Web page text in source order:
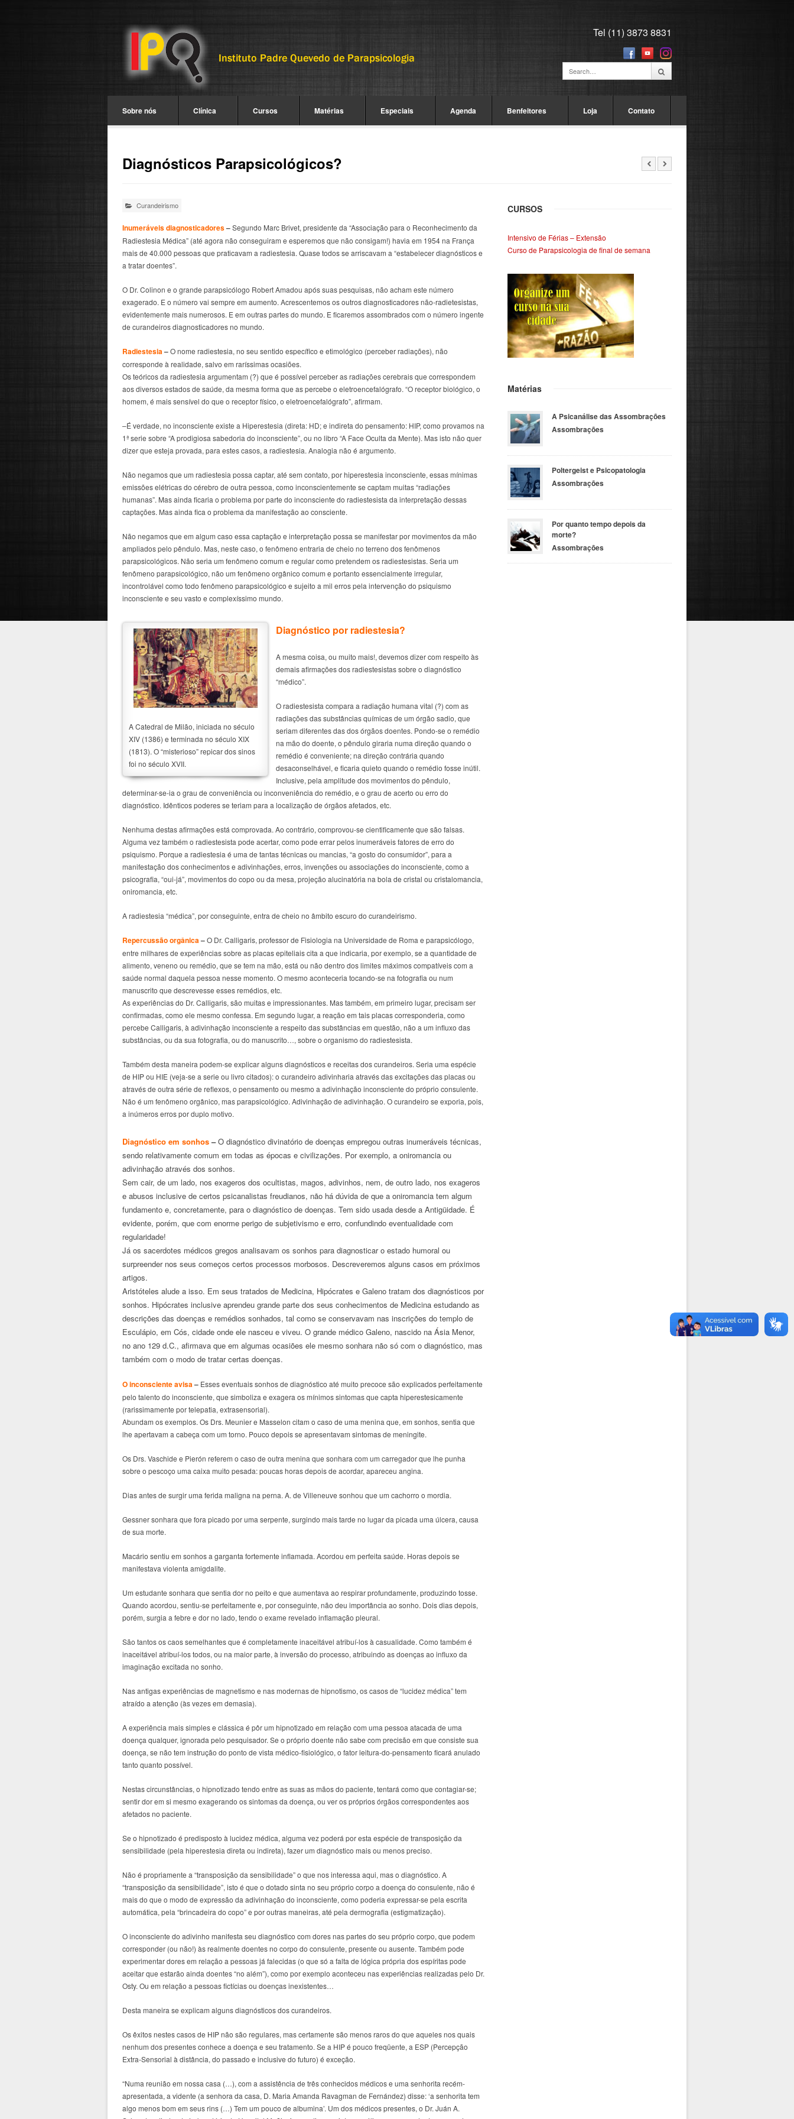
Tel (11) 3873 8831
Sobre nós Clínica Cursos Matérias Especiais Agenda Benfeitores Loja Contato
Diagnósticos Parapsicológicos?
Curandeirismo
Inumeráveis diagnosticadores–Segundo Marc Brivet, presidente da “Associação para o Reconhecimento da
Radiestesia Médica” (até agora não conseguiram e esperemos que não consigam!) havia em 1954 na França
mais de 40.000 pessoas que praticavam a radiestesia. Quase todos se arriscavam a “estabelecer diagnósticos e
a tratar doentes”.
O Dr. Colinon e o grande parapsicólogo Robert Amadou após suas pesquisas, não acham este número
exagerado. E o número vai sempre em aumento. Acrescentemos os outros diagnosticadores não-radietesistas,
evidentemente mais numerosos. E em outras partes do mundo. E ficaremos assombrados com o número ingente
de curandeiros diagnosticadores no mundo.
Radiestesia–O nome radiestesia, no seu sentido específico e etimológico (perceber radiações), não
corresponde à realidade, salvo em raríssimas ocasiões.
Os teóricos da radiestesia argumentam (?) que é possível perceber as radiações cerebrais que correspondem
aos diversos estados de saúde, da mesma forma que as percebe o eletroencefalógrafo. “O receptor biológico, o
homem, é mais sensível do que o receptor físico, o eletroencefalógrafo”, afirmam.
–É verdade, no inconsciente existe a Hiperestesia (direta: HD; e indireta do pensamento: HIP, como provamos na
1ª serie sobre “A prodigiosa sabedoria do inconsciente”, ou no libro “A Face Oculta da Mente). Mas isto não quer
dizer que esteja provada, para estes casos, a radiestesia. Analogia não é argumento.
Não negamos que um radiestesia possa captar, até sem contato, por hiperestesia inconsciente, essas mínimas
emissões elétricas do cérebro de outra pessoa, como inconscientemente se captam muitas “radiações
humanas”. Mas ainda ficaria o problema por parte do inconsciente do radiestesista da interpretação dessas
captações. Mas ainda fica o problema da manifestação ao consciente.
Não negamos que em algum caso essa captação e interpretação possa se manifestar por movimentos da mão
ampliados pelo pêndulo. Mas, neste caso, o fenômeno entraria de cheio no terreno dos fenômenos
parapsicológicos. Não seria um fenômeno comum e regular como pretendem os radiestesistas. Seria um
fenômeno parapsicológico, não um fenômeno orgânico comum e portanto essencialmente irregular,
incontrolável como todo fenômeno parapsicológico e sujeito a mil erros pela intervenção do psiquismo
inconsciente e seu vasto e complexíssimo mundo.
A Catedral de Milão, iniciada no século
XIV (1386) e terminada no século XIX
(1813). O “misterioso” repicar dos sinos
foi no século XVII.
Diagnóstico por radiestesia?
A mesma coisa, ou muito mais!, devemos dizer com respeito às
demais afirmações dos radiestesistas sobre o diagnóstico
“médico”.
O radiestesista compara a radiação humana vital (?) com as
radiações das substâncias químicas de um órgão sadio, que
seriam diferentes das dos órgãos doentes. Pondo-se o remédio
na mão do doente, o pêndulo giraria numa direção quando o
remédio é conveniente; na direção contrária quando
desaconselhável, e ficaria quieto quando o remédio fosse inútil.
Inclusive, pela amplitude dos movimentos do pêndulo,
determinar-se-ia o grau de conveniência ou inconveniência do remédio, e o grau de acerto ou erro do
diagnóstico. Idênticos poderes se teriam para a localização de órgãos afetados, etc.
Nenhuma destas afirmações está comprovada. Ao contrário, comprovou-se cientificamente que são falsas.
Alguma vez também o radiestesista pode acertar, como pode errar pelos inumeráveis fatores de erro do
psiquismo. Porque a radiestesia é uma de tantas técnicas ou mancias, “a gosto do consumidor”, para a
manifestação dos conhecimentos e adivinhações, erros, invenções ou associações do inconsciente, como a
psicografia, “oui-já”, movimentos do copo ou da mesa, projeção alucinatória na bola de cristal ou cristalomancia,
oniromancia, etc.
A radiestesia “médica”, por conseguinte, entra de cheio no âmbito escuro do curandeirismo.
Repercussão orgânica–O Dr. Calligaris, professor de Fisiologia na Universidade de Roma e parapsicólogo,
entre milhares de experiências sobre as placas epiteliais cita a que indicaria, por exemplo, se a quantidade de
alimento, veneno ou remédio, que se tem na mão, está ou não dentro dos limites máximos compatíveis com a
saúde normal daquela pessoa nesse momento. O mesmo aconteceria tocando-se na fotografia ou num
manuscrito que descrevesse esses remédios, etc.
As experiências do Dr. Calligaris, são muitas e impressionantes. Mas também, em primeiro lugar, precisam ser
confirmadas, como ele mesmo confessa. Em segundo lugar, a reação em tais placas corresponderia, como
percebe Calligaris, à adivinhação inconsciente a respeito das substâncias em questão, não a um influxo das
substâncias, ou da sua fotografia, ou do manuscrito…, sobre o organismo do radiestesista.
Também desta maneira podem-se explicar alguns diagnósticos e receitas dos curandeiros. Seria uma espécie
de HIP ou HIE (veja-se a serie ou livro citados): o curandeiro adivinharia através das excitações das placas ou
através de outra série de reflexos, o pensamento ou mesmo a adivinhação inconsciente do próprio consulente.
Não é um fenômeno orgânico, mas parapsicológico. Adivinhação de adivinhação. O curandeiro se exporia, pois,
a inúmeros erros por duplo motivo.
Diagnóstico em sonhos –O diagnóstico divinatório de doenças empregou outras inumeráveis técnicas,
sendo relativamente comum em todas as épocas e civilizações. Por exemplo, a oniromancia ou
adivinhação através dos sonhos.
Sem cair, de um lado, nos exageros dos ocultistas, magos, adivinhos, nem, de outro lado, nos exageros
e abusos inclusive de certos psicanalistas freudianos, não há dúvida de que a oniromancia tem algum
fundamento e, concretamente, para o diagnóstico de doenças. Tem sido usada desde a Antigüidade. É
evidente, porém, que com enorme perigo de subjetivismo e erro, confundindo eventualidade com
regularidade!
Já os sacerdotes médicos gregos analisavam os sonhos para diagnosticar o estado humoral ou
surpreender nos seus começos certos processos morbosos. Descreveremos alguns casos em próximos
artigos.
Aristóteles alude a isso. Em seus tratados de Medicina, Hipócrates e Galeno tratam dos diagnósticos por
sonhos. Hipócrates inclusive aprendeu grande parte dos seus conhecimentos de Medicina estudando as
descrições das doenças e remédios sonhados, tal como se conservavam nas inscrições do templo de
Esculápio, em Cós, cidade onde ele nasceu e viveu. O grande médico Galeno, nascido na Ásia Menor,
no ano 129 d.C., afirmava que em algumas ocasiões ele mesmo sonhara não só com o diagnóstico, mas
também com o modo de tratar certas doenças.
O inconsciente avisa– Esses eventuais sonhos de diagnóstico até muito precoce são explicados perfeitamente
pelo talento do inconsciente, que simboliza e exagera os mínimos sintomas que capta hiperestesicamente
(rarissimamente por telepatia, extrasensorial).
Abundam os exemplos. Os Drs. Meunier e Masselon citam o caso de uma menina que, em sonhos, sentia que
lhe apertavam a cabeça com um torno. Pouco depois se apresentavam sintomas de meningite.
Os Drs. Vaschide e Pierón referem o caso de outra menina que sonhara com um carregador que lhe punha
sobre o pescoço uma caixa muito pesada: poucas horas depois de acordar, apareceu angina.
Dias antes de surgir uma ferida maligna na perna. A. de Villeneuve sonhou que um cachorro o mordia.
Gessner sonhara que fora picado por uma serpente, surgindo mais tarde no lugar da picada uma úlcera, causa
de sua morte.
Macário sentiu em sonhos a garganta fortemente inflamada. Acordou em perfeita saúde. Horas depois se
manifestava violenta amigdalite.
Um estudante sonhara que sentia dor no peito e que aumentava ao respirar profundamente, produzindo tosse.
Quando acordou, sentiu-se perfeitamente e, por conseguinte, não deu importância ao sonho. Dois dias depois,
porém, surgia a febre e dor no lado, tendo o exame revelado inflamação pleural.
São tantos os caos semelhantes que é completamente inaceitável atribuí-los à casualidade. Como também é
inaceitável atribuí-los todos, ou na maior parte, à inversão do processo, atribuindo as doenças ao influxo da
imaginação excitada no sonho.
Nas antigas experiências de magnetismo e nas modernas de hipnotismo, os casos de “lucidez médica” tem
atraído a atenção (às vezes em demasia).
A experiência mais simples e clássica é pôr um hipnotizado em relação com uma pessoa atacada de uma
doença qualquer, ignorada pelo pesquisador. Se o próprio doente não sabe com precisão em que consiste sua
doença, se não tem instrução do ponto de vista médico-fisiológico, o fator leitura-do-pensamento ficará anulado
tanto quanto possível.
Nestas circunstâncias, o hipnotizado tendo entre as suas as mãos do paciente, tentará como que contagiar-se;
sentir dor em si mesmo exagerando os sintomas da doença, ou ver os próprios órgãos correspondentes aos
afetados no paciente.
Se o hipnotizado é predisposto à lucidez médica, alguma vez poderá por esta espécie de transposição da
sensibilidade (pela hiperestesia direta ou indireta), fazer um diagnóstico mais ou menos preciso.
Não é propriamente a “transposição da sensibilidade” o que nos interessa aqui, mas o diagnóstico. A
“transposição da sensibilidade”, isto é que o dotado sinta no seu próprio corpo a doença do consulente, não é
mais do que o modo de expressão da adivinhação do inconsciente, como poderia expressar-se pela escrita
automática, pela “brincadeira do copo” e por outras maneiras, até pela dermografia (estigmatização).
O inconsciente do adivinho manifesta seu diagnóstico com dores nas partes do seu próprio corpo, que podem
corresponder (ou não!) às realmente doentes no corpo do consulente, presente ou ausente. Também pode
experimentar dores em relação a pessoas já falecidas (o que só a falta de lógica própria dos espíritas pode
aceitar que estarão ainda doentes “no além”), como por exemplo aconteceu nas experiências realizadas pelo Dr.
Osty. Ou em relação a pessoas fictícias ou doenças inexistentes…
Desta maneira se explicam alguns diagnósticos dos curandeiros.
Os êxitos nestes casos de HIP não são regulares, mas certamente são menos raros do que aqueles nos quais
nenhum dos presentes conhece a doença e seu tratamento. Se a HIP é pouco freqüente, a ESP (Percepção
Extra-Sensorial à distância, do passado e inclusive do futuro) é exceção.
“Numa reunião em nossa casa (…), com a assistência de três conhecidos médicos e uma senhorita recém-
apresentada, a vidente (a senhora da casa, D. Maria Amanda Ravagman de Fernández) disse: ‘a senhorita tem
algo menos bom em seus rins (…) Tem um pouco de albumina’. Um dos médicos presentes, o Dr. Juán A.
CURSOS
Intensivo de Férias – Extensão
Curso de Parapsicologia de final de semana
Matérias
A Psicanálise das Assombrações
Assombrações
Poltergeist e Psicopatologia
Assombrações
Por quanto tempo depois da
morte?
Assombrações